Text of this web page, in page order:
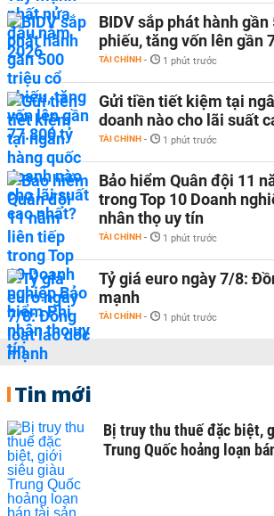
BIDV sắp phát hành
phiếu, tăng vốn lên gần
TÀI CHÍNH - 1 phút trước
Gửi tiền tiết kiệm tại
doanh nào cho lãi suất
TÀI CHÍNH - 1 phút trước
Bảo hiểm Quân đội 11
trong Top 10 Doanh
nhân thọ uy tín
TÀI CHÍNH - 1 phút trước
Tỷ giá euro ngày 7/8:
mạnh
TÀI CHÍNH - 1 phút trước
Tin mới
Bị truy thu thuế đặc biệt,
Trung Quốc hoảng loạn